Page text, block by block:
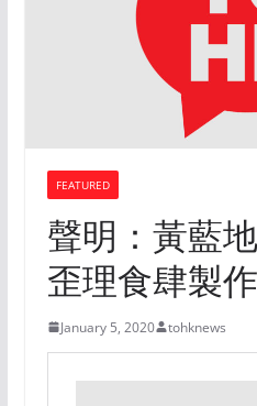
FEATURED
聲明：黃藍
歪理食肆製作
January 5, 2020 tohknews